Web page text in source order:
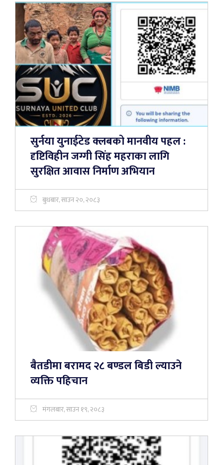
सुर्नया युनाईटेड क्लबको मानवीय पहल :
दृष्टिविहीन जग्गी सिंह महराका लागि
सुरक्षित आवास निर्माण अभियान
बुधबार, साउन २०, २०८३
बैतडीमा बरामद २८ बण्डल बिडी ल्याउने
व्यक्ति पहिचान
मंगलबार, साउन १९, २०८३